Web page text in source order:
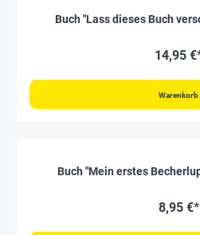
Buch "Lass dieses Buch
14,95
Warenkorb
Buch "Mein erstes
8,95 €*